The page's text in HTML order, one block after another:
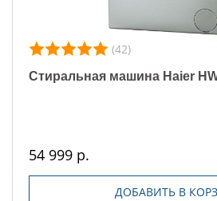
(42)
Стиральная машина Haier
54 999 р.
ДОБАВИТЬ В